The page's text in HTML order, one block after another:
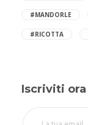
#MANDORLE
#RICOTTA
Iscriviti ora